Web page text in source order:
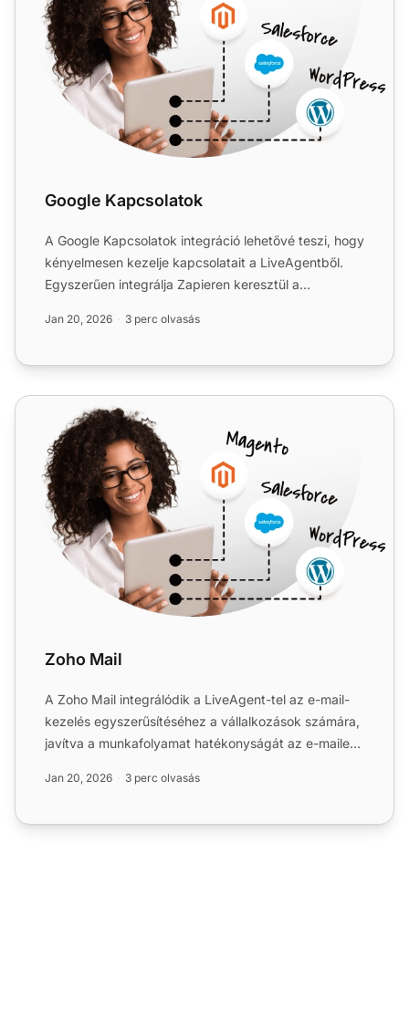
Google Kapcsolatok
A Google Kapcsolatok integráció lehetővé teszi, hogy
kényelmesen kezelje kapcsolatait a LiveAgentből.
Egyszerűen integrálja Zapieren keresztül a
Jan 20, 2026 3 perc olvasás
Zoho Mail
Zoho Mail
A Zoho Mail integrálódik a LiveAgent-tel az e-mail-
kezelés egyszerűsítéséhez a vállalkozások számára,
javítva a munkafolyamat hatékonyságát az e-mailek
Jan 20, 2026 3 perc olvasás